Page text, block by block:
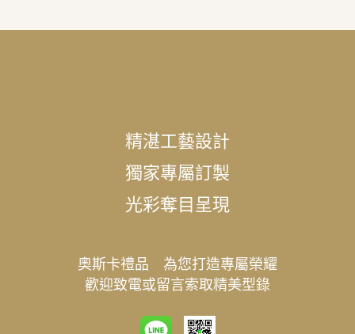
精湛工藝設計
獨家專屬訂製
光彩奪目呈現
奧斯卡禮品 為您打造專屬榮耀
歡迎致電或留言索取精美型錄